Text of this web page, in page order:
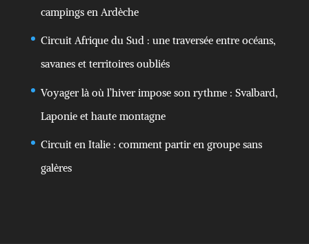
campings en Ardèche
Circuit Afrique du Sud : une traversée entre océans,
savanes et territoires oubliés
Voyager là où l’hiver impose son rythme : Svalbard,
Laponie et haute montagne
Circuit en Italie : comment partir en groupe sans
galères